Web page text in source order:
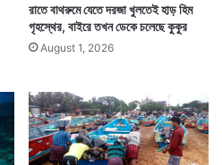
রাতে বাথরুমে যেতে দরজা খুলতেই হাড় হিম
গৃহস্থের, বাইরে তখন ডেকে চলেছে কুকুর
August 1, 2026